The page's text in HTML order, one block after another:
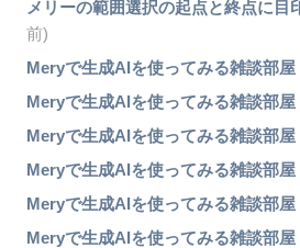
メリーの範囲選択の起点と終点に目
前)
Meryで生成AIを使ってみる雑談部屋
Meryで生成AIを使ってみる雑談部屋
Meryで生成AIを使ってみる雑談部屋
Meryで生成AIを使ってみる雑談部屋
Meryで生成AIを使ってみる雑談部屋
Meryで生成AIを使ってみる雑談部屋